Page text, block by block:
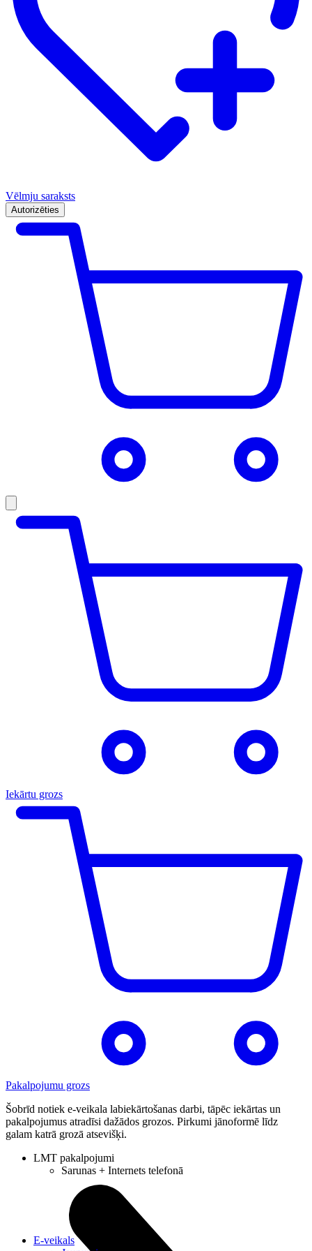
Vēlmju saraksts
Autorizēties
Iekārtu grozs
Pakalpojumu grozs
Šobrīd notiek e-veikala labiekārtošanas darbi, tāpēc iekārtas un
pakalpojumus atradīsi dažādos grozos. Pirkumi jānoformē līdz
galam katrā grozā atsevišķi.
LMT pakalpojumi
Sarunas + Internets telefonā
E-veikals